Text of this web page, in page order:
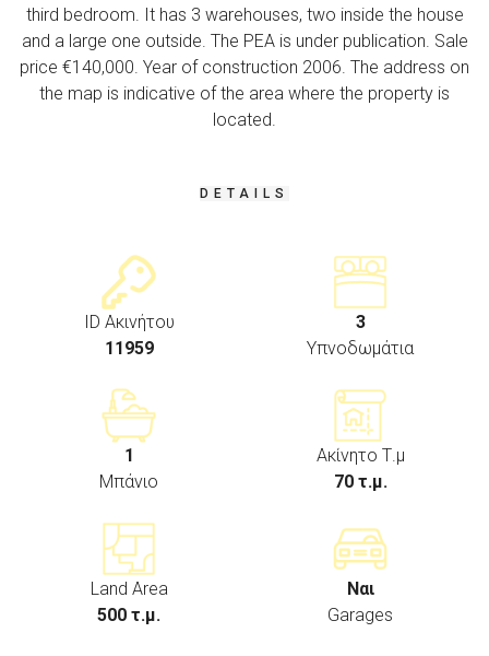
third bedroom. It has 3 warehouses, two inside the house
and a large one outside. The PEA is under publication. Sale
price €140,000. Year of construction 2006. The address on
the map is indicative of the area where the property is
located.
DETAILS
ID Ακινήτου
11959
3
Υπνοδωμάτια
1
Μπάνιο
Ακίνητο Τ.μ
70 τ.μ.
Land Area
500 τ.μ.
Ναι
Garages